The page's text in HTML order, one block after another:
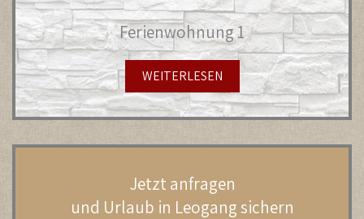
Ferienwohnung 1
WEITERLESEN
Jetzt anfragen
und Urlaub in Leogang sichern